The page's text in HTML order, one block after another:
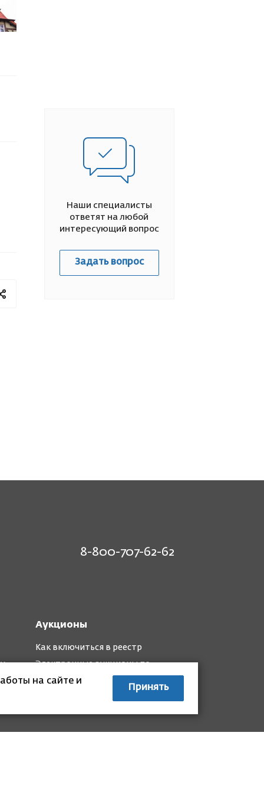
Наши специалисты
ответят на любой
интересующий вопрос
Задать вопрос
8-800-707-62-62
Аукционы
Как включиться в реестр
Электронные аукционы по
капремонту
на сайте и
Принять